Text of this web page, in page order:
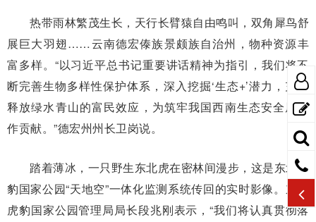
热带雨林繁茂生长，天行长臂猿自由鸣叫，双角犀鸟舒
展巨大羽翅……云南德宏傣族景颇族自治州，物种资源丰
富多样。“以习近平总书记重要讲话精神为指引，我们将不
断完善生物多样性保护体系，深入挖掘‘生态+’潜力，充分
释放绿水青山的富民效应，为筑牢我国西南生态安全屏障
作贡献。”德宏州州长卫岗说。
踏着薄冰，一只野生东北虎在密林间漫步，这是东北虎
豹国家公园“天地空”一体化监测系统传回的实时影像。东北
虎豹国家公园管理局局长段兆刚表示，“我们将认真贯彻落